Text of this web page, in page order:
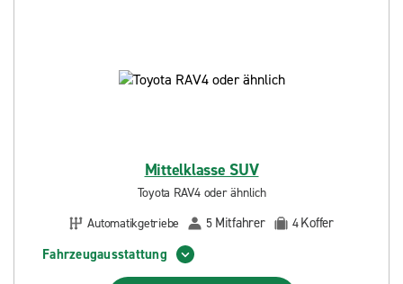
Mittelklasse SUV
Toyota RAV4 oder ähnlich
Automatikgetriebe
5 Mitfahrer 4Koffer
Fahrzeugausstattung